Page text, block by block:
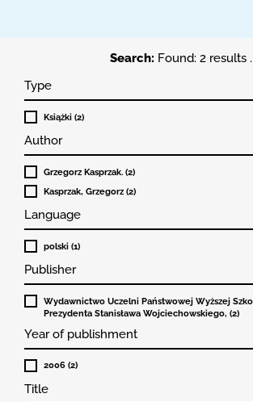
Search: Found: 2 results .
Type
Książki (2)
Author
Grzegorz Kasprzak. (2)
Kasprzak, Grzegorz (2)
Language
polski (1)
Publisher
Wydawnictwo Uczelni Państwowej Wyższej
Prezydenta Stanisława Wojciechowskiego, (2)
Year of publishment
2006 (2)
Title